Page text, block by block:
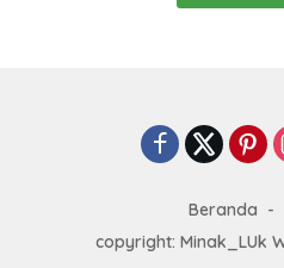
Beranda
copyright: Minak_LUk